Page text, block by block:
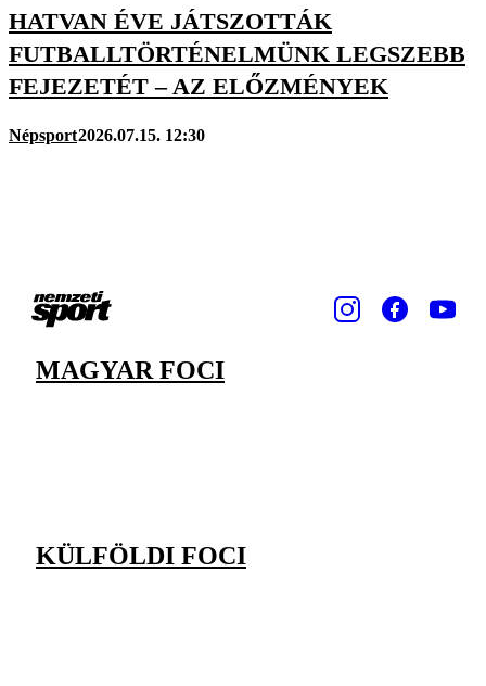
HATVAN ÉVE JÁTSZOTTÁK
FUTBALLTÖRTÉNELMÜNK LEGSZEBB
FEJEZETÉT – AZ ELŐZMÉNYEK
Népsport2026.07.15. 12:30
MAGYAR FOCI
KÜLFÖLDI FOCI